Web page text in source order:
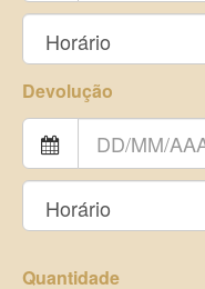
Devolução
Quantidade